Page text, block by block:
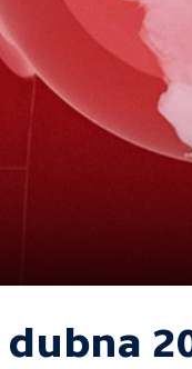
dubna